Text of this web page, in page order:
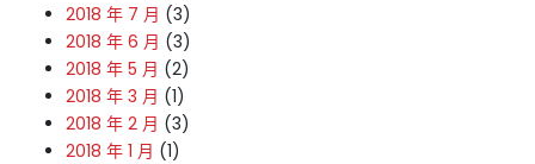
2018 年 7 月 (3)
2018 年 6 月 (3)
2018 年 5 月 (2)
2018 年 3 月 (1)
2018 年 2 月 (3)
2018 年 1 月 (1)